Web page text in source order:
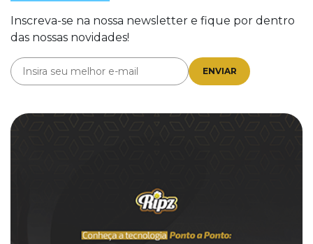
Inscreva-se na nossa newsletter e fique por dentro
das nossas novidades!